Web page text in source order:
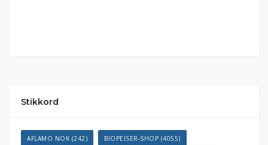
Stikkord
AFLAMO NOK (242) BIOPEISER-SHOP (4055)